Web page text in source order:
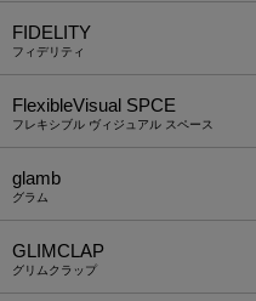
FIDELITY
フィデリティ
FlexibleVisual SPCE
フレキシブル ヴィジュアル スペース
glamb
グラム
GLIMCLAP
グリムクラップ